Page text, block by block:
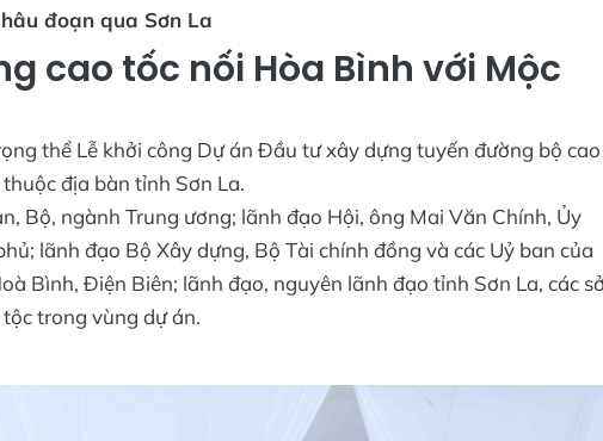
đoạn qua Sơn La
cao tốc nối Hòa Bình với Mộc
thể Lễ khởi công Dự án Đầu tư xây dựng tuyến đường bộ cao
địa bàn tỉnh Sơn La.
Bộ, ngành Trung ương; lãnh đạo Hội, ông Mai Văn Chính, Ủy
lãnh đạo Bộ Xây dựng, Bộ Tài chính đồng và các Uỷ ban của
Bình, Điện Biên; lãnh đạo, nguyên lãnh đạo tỉnh Sơn La, các
trong vùng dự án.